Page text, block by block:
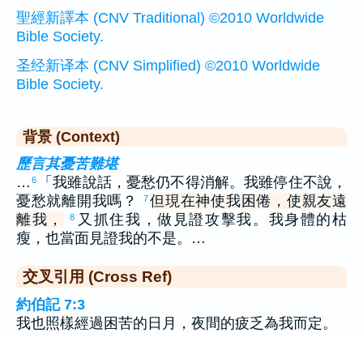
聖經新譯本 (CNV Traditional) ©2010 Worldwide
Bible Society.
圣经新译本 (CNV Simplified) ©2010 Worldwide
Bible Society.
背景 (Context)
歷言其憂苦難堪
… 6
「我雖說話，憂愁仍不得消解。我雖停住不說，
憂愁就離開我嗎？
7 但現在神使我困倦，使親友遠
離我，
8 又抓住我，做見證攻擊我。我身體的枯
瘦，也當面見證我的不是。…
交叉引用 (Cross Ref)
約伯記 7:3
我也照樣經過困苦的日月，夜間的疲乏為我而定。